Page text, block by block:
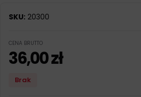
SKU: 20300
CENA BRUTTO
36,00zł
Brak